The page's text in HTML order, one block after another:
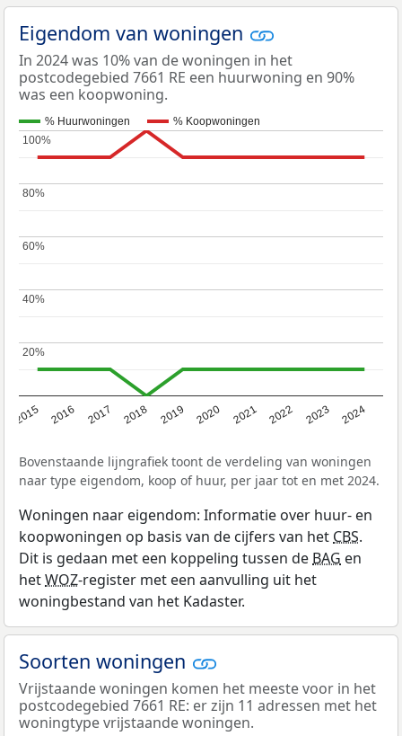
Eigendom van woningen
In 2024 was 10% van de woningen in het
postcodegebied 7661 RE een huurwoning en 90%
was een koopwoning.
% Huurwoningen % Koopwoningen
2015 2016 2017 2018 2019 2020 2021 2022 2023 2024
20%
20%
40%
40%
60%
60%
80%
80%
100%
100%
Bovenstaande lijngrafiek toont de verdeling van woningen
naar type eigendom, koop of huur, per jaar tot en met 2024.
Woningen naar eigendom: Informatie over huur- en
koopwoningen op basis van de cijfers van het CBS.
Dit is gedaan met een koppeling tussen de BAG en
hetWOZ-register met een aanvulling uit het
woningbestand van het Kadaster.
Soorten woningen
Vrijstaande woningen komen het meeste voor in het
postcodegebied 7661 RE: er zijn 11 adressen met het
woningtype vrijstaande woningen.